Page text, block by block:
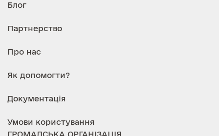
Блог
Партнерство
Про нас
Як допомогти?
Документація
Умови користування
ГРОМАДСЬКА ОРГАНІЗАЦІЯ